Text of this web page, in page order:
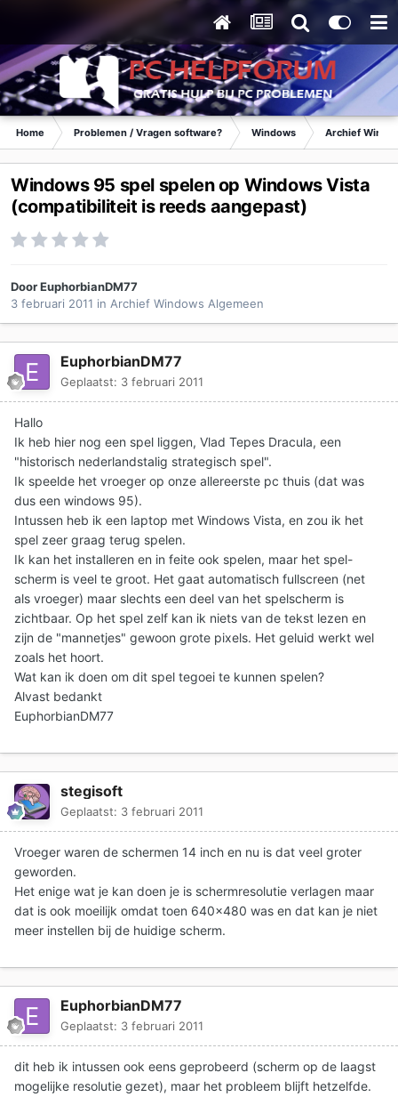
Home Problemen / Vragen software? Windows Archief
Windows 95 spel spelen op Windows Vista
(compatibiliteit is reeds aangepast)
DoorEuphorbianDM77
3 februari 2011 in Archief Windows Algemeen
EuphorbianDM77
Geplaatst: 3 februari 2011
Hallo
Ik heb hier nog een spel liggen, Vlad Tepes Dracula, een
"historisch nederlandstalig strategisch spel".
Ik speelde het vroeger op onze allereerste pc thuis (dat was
dus een windows 95).
Intussen heb ik een laptop met Windows Vista, en zou ik het
spel zeer graag terug spelen.
Ik kan het installeren en in feite ook spelen, maar het spel-
scherm is veel te groot. Het gaat automatisch fullscreen (net
als vroeger) maar slechts een deel van het spelscherm is
zichtbaar. Op het spel zelf kan ik niets van de tekst lezen en
zijn de "mannetjes" gewoon grote pixels. Het geluid werkt wel
zoals het hoort.
Wat kan ik doen om dit spel tegoei te kunnen spelen?
Alvast bedankt
EuphorbianDM77
stegisoft
Geplaatst: 3 februari 2011
Vroeger waren de schermen 14 inch en nu is dat veel groter
geworden.
Het enige wat je kan doen je is schermresolutie verlagen maar
dat is ook moeilijk omdat toen 640x480 was en dat kan je niet
meer instellen bij de huidige scherm.
EuphorbianDM77
Geplaatst: 3 februari 2011
dit heb ik intussen ook eens geprobeerd (scherm op de laagst
mogelijke resolutie gezet), maar het probleem blijft hetzelfde.